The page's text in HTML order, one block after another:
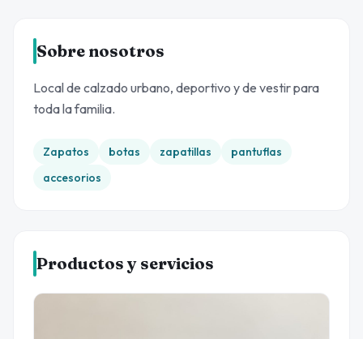
Sobre nosotros
Local de calzado urbano, deportivo y de vestir para
toda la familia.
Zapatos botas zapatillas
pantuflas
accesorios
Productos y servicios